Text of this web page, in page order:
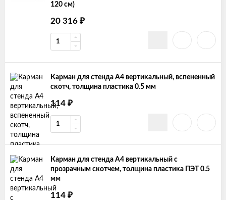
120 см)
20 316 ₽
Карман для стенда А4 вертикальный, вспененный
скотч, толщина пластика 0.5 мм
114 ₽
Карман для стенда А4 вертикальный c
прозрачным скотчем, толщина пластика ПЭТ 0.5
мм
114 ₽